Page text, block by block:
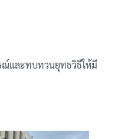
ณ์และทบทวนยุทธวิธีให้มี